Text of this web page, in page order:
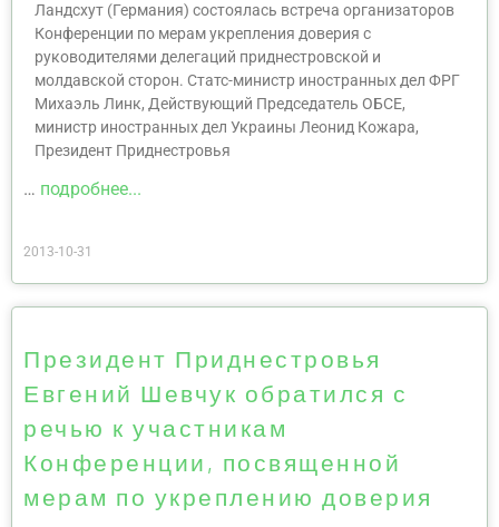
Ландсхут (Германия) состоялась встреча организаторов
Конференции по мерам укрепления доверия с
руководителями делегаций приднестровской и
молдавской сторон. Статс-министр иностранных дел ФРГ
Михаэль Линк, Действующий Председатель ОБСЕ,
министр иностранных дел Украины Леонид Кожара,
Президент Приднестровья
… подробнее...
2013-10-31
Президент Приднестровья
Евгений Шевчук обратился с
речью к участникам
Конференции, посвященной
мерам по укреплению доверия